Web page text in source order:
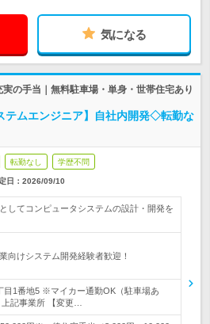
気になる
の手当｜無料駐車場・単身・世帯住宅あり
テムエンジニア】自社内開発◇転勤な
転勤なし 学歴不問
日： 2026/09/10
してコンピュータシステムの設計・開発を
けシステム開発経験者歓迎！
目1番地5 ※マイカー通勤OK（駐車場あ
記事業所 【変更…